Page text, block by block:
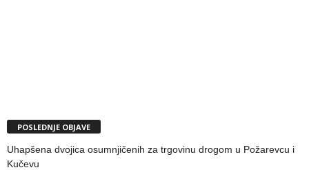
POSLEDNJE OBJAVE
Uhapšena dvojica osumnjičenih za trgovinu drogom u Požarevcu i
Kučevu